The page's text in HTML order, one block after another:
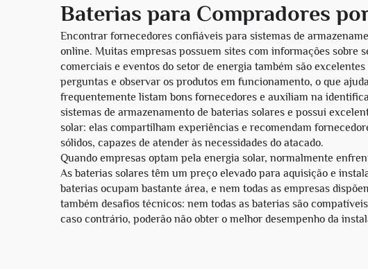
Baterias para Compradores
Encontrar fornecedores confiáveis para sistemas de
online. Muitas empresas possuem sites com informações sobre
comerciais e eventos do setor de energia também são
perguntas e observar os produtos em funcionamento, o que
frequentemente listam bons fornecedores e auxiliam na
sistemas de armazenamento de baterias solares e possui
solar: elas compartilham experiências e recomendam
sólidos, capazes de atender às necessidades do atacado.
Quando empresas optam pela energia solar, normalmente
As baterias solares têm um preço elevado para aquisição e
baterias ocupam bastante área, e nem todas as empresas
também desafios técnicos: nem todas as baterias são
caso contrário, poderão não obter o melhor desempenho da